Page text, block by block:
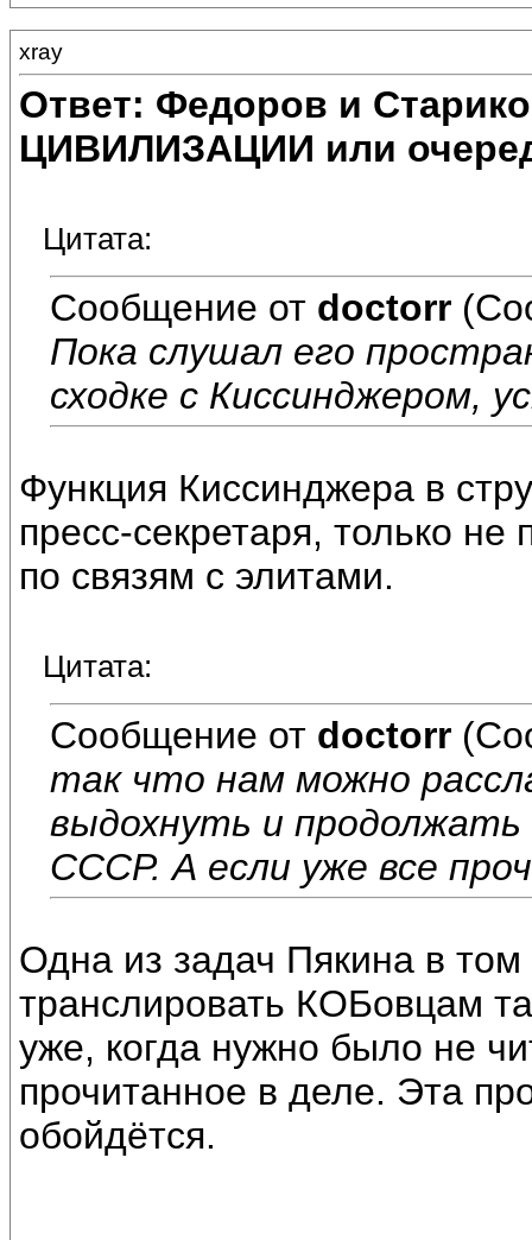
xray
Ответ: Федоров и
ЦИВИЛИЗАЦИИ или
Цитата:
Сообщение от doctorr
Пока слушал его
сходке с Киссинджером,
Функция Киссинджера в
пресс-секретаря, только
по связям с элитами.
Цитата:
Сообщение от doctorr
так что нам можно
выдохнуть и
СССР. А если уже все
Одна из задач Пякина в том
транслировать КОБовцам
уже, когда нужно было не
прочитанное в деле. Эта
обойдётся.